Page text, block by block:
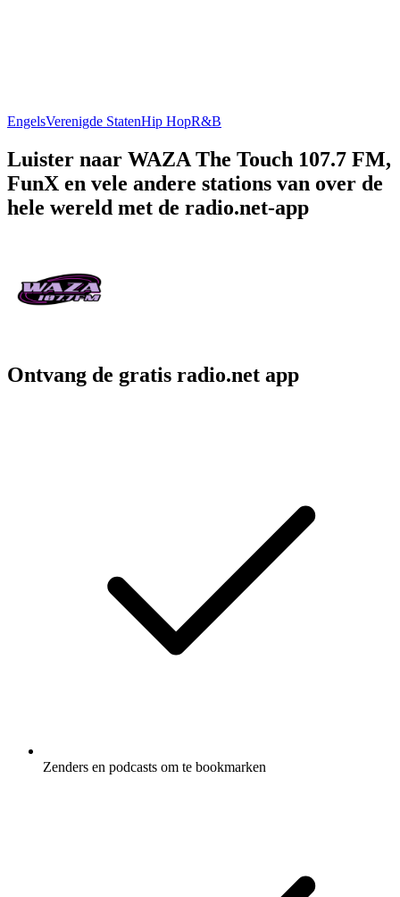
EngelsVerenigde StatenHip HopR&B
Luister naar WAZA The Touch 107.7 FM,
FunX en vele andere stations van over de
hele wereld met de radio.net-app
Ontvang de gratis radio.net app
Zenders en podcasts om te bookmarken